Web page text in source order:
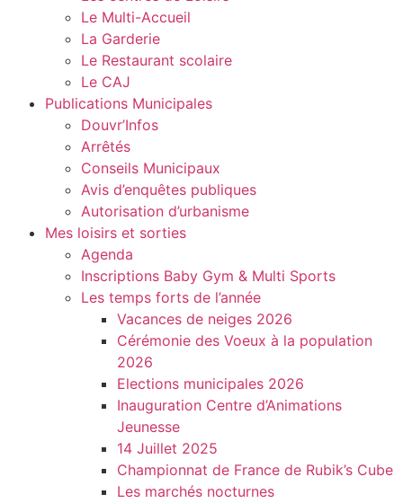
Le Multi-Accueil
La Garderie
Le Restaurant scolaire
Le CAJ
Publications Municipales
Douvr’Infos
Arrêtés
Conseils Municipaux
Avis d’enquêtes publiques
Autorisation d’urbanisme
Mes loisirs et sorties
Agenda
Inscriptions Baby Gym & Multi Sports
Les temps forts de l’année
Vacances de neiges 2026
Cérémonie des Voeux à la population
2026
Elections municipales 2026
Inauguration Centre d’Animations
Jeunesse
14 Juillet 2025
Championnat de France de Rubik’s Cube
Les marchés nocturnes